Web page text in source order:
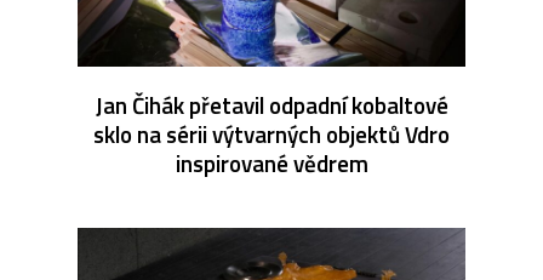
Jan Čihák přetavil odpadní kobaltové
sklo na sérii výtvarných objektů Vdro
inspirované vědrem